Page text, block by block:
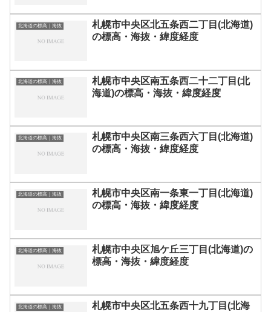
北海道の標高｜海抜
札幌市中央区北五条西二丁目(北海道)
の標高・海抜・緯度経度
北海道の標高｜海抜
札幌市中央区南五条西二十二丁目(北
海道)の標高・海抜・緯度経度
北海道の標高｜海抜
札幌市中央区南三条西六丁目(北海道)
の標高・海抜・緯度経度
北海道の標高｜海抜
札幌市中央区南一条東一丁目(北海道)
の標高・海抜・緯度経度
北海道の標高｜海抜
札幌市中央区旭ケ丘三丁目(北海道)の
標高・海抜・緯度経度
北海道の標高｜海抜
札幌市中央区北五条西十九丁目(北海